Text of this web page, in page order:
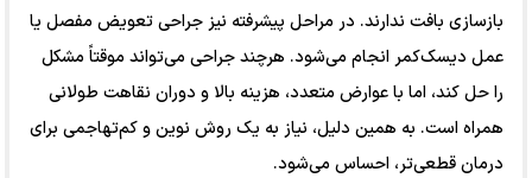
بازسازی بافت ندارند. در مراحل پیشرفته نیز جراحی تعویض مفصل یا
عمل دیسک‌کمر انجام می‌شود. هرچند جراحی می‌تواند موقتاً مشکل
را حل کند، اما با عوارض متعدد، هزینه بالا و دوران نقاهت طولانی
همراه است. به همین دلیل، نیاز به یک روش نوین و کم‌تهاجمی برای
درمان قطعی‌تر، احساس می‌شود.